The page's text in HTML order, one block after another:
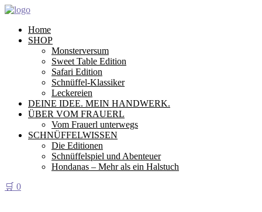
Home
SHOP
Monsterversum
Sweet Table Edition
Safari Edition
Schnüffel-Klassiker
Leckereien
DEINE IDEE. MEIN HANDWERK.
ÜBER VOM FRAUERL
Vom Frauerl unterwegs
SCHNÜFFELWISSEN
Die Editionen
Schnüffelspiel und Abenteuer
Hondanas – Mehr als ein Halstuch
🛒 0